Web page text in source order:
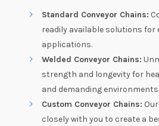
Standard Conveyor Chains:
readily available solutions for
applications.
Welded Conveyor Chains:
strength and longevity for
and demanding environments.
Custom Conveyor Chains:
closely with you to create a